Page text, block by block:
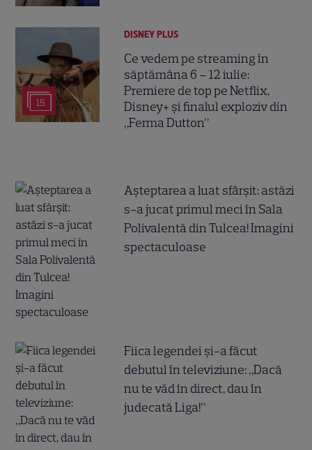
15
DISNEY PLUS
Ce vedem pe streaming în
săptămâna 6 – 12 iulie:
Premiere de top pe Netflix,
Disney+ și finalul exploziv din
„Ferma Dutton”
Așteptarea a luat sfârșit: astăzi
s-a jucat primul meci în Sala
Polivalentă din Tulcea! Imagini
spectaculoase
Fiica legendei și-a făcut
debutul în televiziune: „Dacă
nu te văd în direct, dau în
judecată Liga!”